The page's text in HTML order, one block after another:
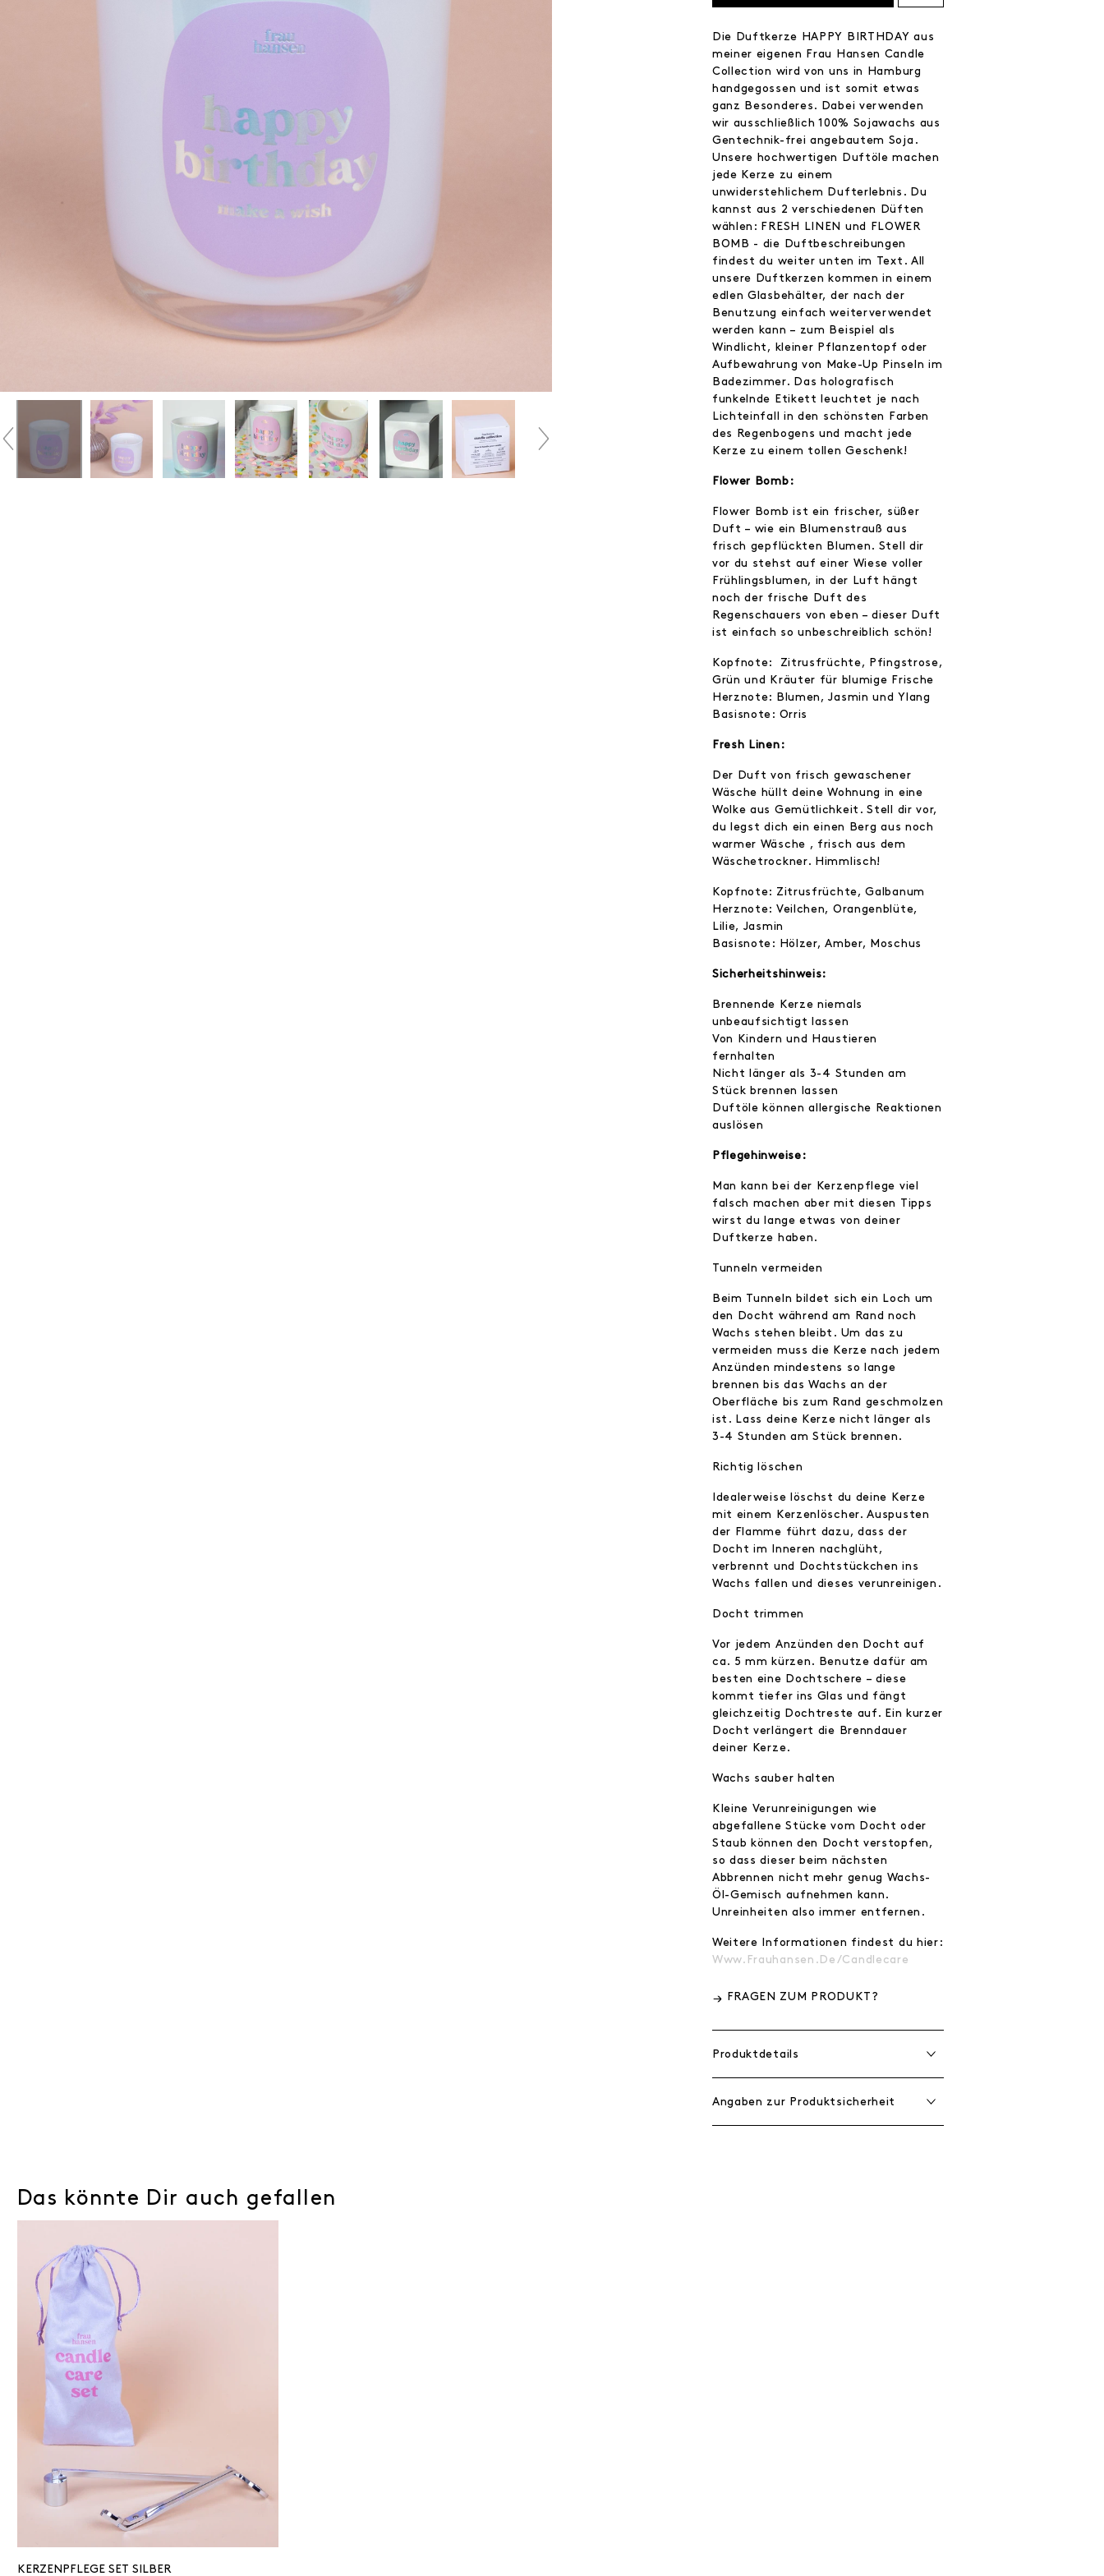
Die Duftkerze HAPPY BIRTHDAY aus
meiner eigenen Frau Hansen Candle
Collection wird von uns in Hamburg
handgegossen und ist somit etwas
ganz Besonderes. Dabei verwenden
wir ausschließlich 100% Sojawachs aus
Gentechnik-frei angebautem Soja.
Unsere hochwertigen Duftöle machen
jede Kerze zu einem
unwiderstehlichem Dufterlebnis. Du
kannst aus 2 verschiedenen Düften
wählen: FRESH LINEN und FLOWER
BOMB - die Duftbeschreibungen
findest du weiter unten im Text. All
unsere Duftkerzen kommen in einem
edlen Glasbehälter, der nach der
Benutzung einfach weiterverwendet
werden kann – zum Beispiel als
Windlicht, kleiner Pflanzentopf oder
Aufbewahrung von Make-Up Pinseln im
Badezimmer. Das holografisch
funkelnde Etikett leuchtet je nach
Lichteinfall in den schönsten Farben
des Regenbogens und macht jede
Kerze zu einem tollen Geschenk!
Flower Bomb:
Flower Bomb ist ein frischer, süßer
Duft – wie ein Blumenstrauß aus
frisch gepflückten Blumen. Stell dir
vor du stehst auf einer Wiese voller
Frühlingsblumen, in der Luft hängt
noch der frische Duft des
Regenschauers von eben – dieser Duft
ist einfach so unbeschreiblich schön!
Kopfnote: Zitrusfrüchte, Pfingstrose,
Grün und Kräuter für blumige Frische
Herznote: Blumen, Jasmin und Ylang
Basisnote: Orris
Fresh Linen:
Der Duft von frisch gewaschener
Wäsche hüllt deine Wohnung in eine
Wolke aus Gemütlichkeit. Stell dir vor,
du legst dich ein einen Berg aus noch
warmer Wäsche , frisch aus dem
Wäschetrockner. Himmlisch!
Kopfnote: Zitrusfrüchte, Galbanum
Herznote: Veilchen, Orangenblüte,
Lilie, Jasmin
Basisnote: Hölzer, Amber, Moschus
Sicherheitshinweis:
Brennende Kerze niemals
unbeaufsichtigt lassen
Von Kindern und Haustieren
fernhalten
Nicht länger als 3-4 Stunden am
Stück brennen lassen
Duftöle können allergische Reaktionen
auslösen
Pflegehinweise:
Man kann bei der Kerzenpflege viel
falsch machen aber mit diesen Tipps
wirst du lange etwas von deiner
Duftkerze haben.
Tunneln vermeiden
Beim Tunneln bildet sich ein Loch um
den Docht während am Rand noch
Wachs stehen bleibt. Um das zu
vermeiden muss die Kerze nach jedem
Anzünden mindestens so lange
brennen bis das Wachs an der
Oberfläche bis zum Rand geschmolzen
ist. Lass deine Kerze nicht länger als
3-4 Stunden am Stück brennen.
Richtig löschen
Idealerweise löschst du deine Kerze
mit einem Kerzenlöscher. Auspusten
der Flamme führt dazu, dass der
Docht im Inneren nachglüht,
verbrennt und Dochtstückchen ins
Wachs fallen und dieses verunreinigen.
Docht trimmen
Vor jedem Anzünden den Docht auf
ca. 5 mm kürzen. Benutze dafür am
besten eine Dochtschere – diese
kommt tiefer ins Glas und fängt
gleichzeitig Dochtreste auf. Ein kurzer
Docht verlängert die Brenndauer
deiner Kerze.
Wachs sauber halten
Kleine Verunreinigungen wie
abgefallene Stücke vom Docht oder
Staub können den Docht verstopfen,
so dass dieser beim nächsten
Abbrennen nicht mehr genug Wachs-
Öl-Gemisch aufnehmen kann.
Unreinheiten also immer entfernen.
Weitere Informationen findest du hier:
Www.frauhansen.de/candlecare
FRAGEN ZUM PRODUKT?
Produktdetails
Angaben zur Produktsicherheit
Das könnte Dir auch gefallen
KERZENPFLEGE SET SILBER